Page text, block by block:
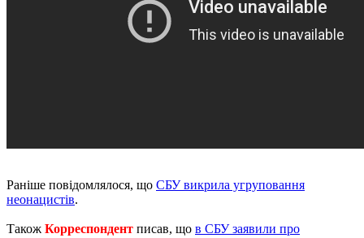
Раніше повідомлялося, що СБУ викрила угруповання
неонацистів.
Також Корреспондент писав, що в СБУ заявили про